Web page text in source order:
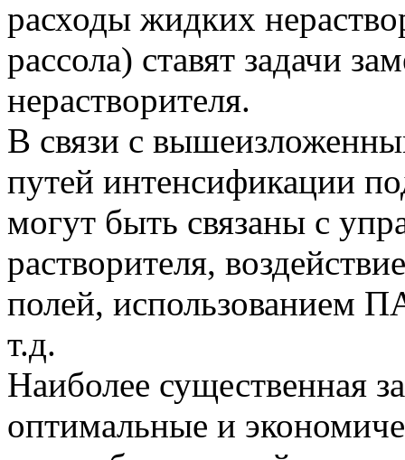
расходы жидких
рассола) ставят задачи
нерастворителя.
В связи с
путей интенсификации
могут быть связаны с
растворителя,
полей, использованием
т.д.
Наиболее существенная
оптимальные и